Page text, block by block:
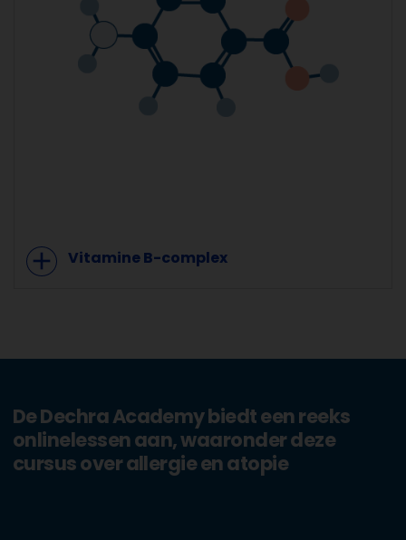
add Vitamine B-complex
De Dechra Academy biedt een reeks
onlinelessen aan, waaronder deze
cursus over allergie en atopie